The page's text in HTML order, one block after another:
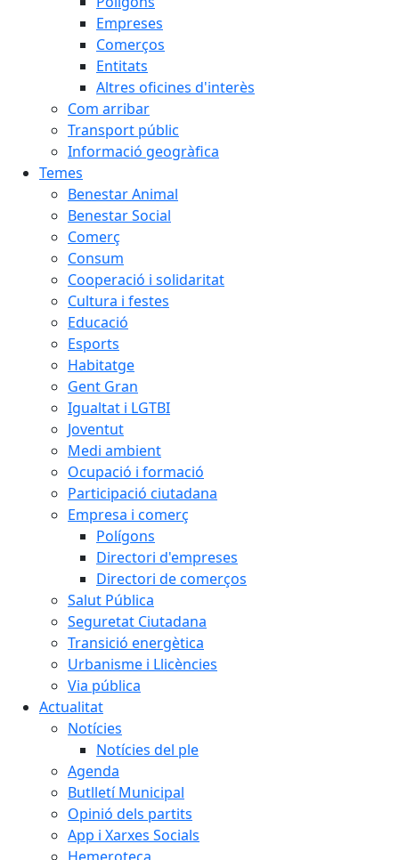
Empreses
Comerços
Entitats
Altres oficines d'interès
Com arribar
Transport públic
Informació geogràfica
Temes
Benestar Animal
Benestar Social
Comerç
Consum
Cooperació i solidaritat
Cultura i festes
Educació
Esports
Habitatge
Gent Gran
Igualtat i LGTBI
Joventut
Medi ambient
Ocupació i formació
Participació ciutadana
Empresa i comerç
Polígons
Directori d'empreses
Directori de comerços
Salut Pública
Seguretat Ciutadana
Transició energètica
Urbanisme i Llicències
Via pública
Actualitat
Notícies
Notícies del ple
Agenda
Butlletí Municipal
Opinió dels partits
App i Xarxes Socials